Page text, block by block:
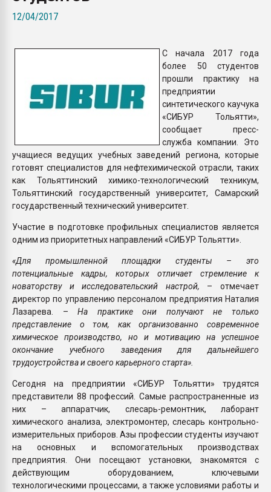
ПЕРЕЙТИ НА
12/04/2017
С начала 2017 года
более 50 студентов
прошли практику на
предприятии
синтетического каучука
«СИБУР Тольятти»,
сообщает пресс-
служба компании. Это
учащиеся ведущих учебных заведений региона, которые
готовят специалистов для нефтехимической отрасли, таких
как Тольяттинский химико-технологический техникум,
Тольяттинский государственный университет, Самарский
государственный технический университет.
Участие в подготовке профильных специалистов является
одним из приоритетных направлений «СИБУР Тольятти».
«Для промышленной площадки студенты – это
потенциальные кадры, которых отличает стремление к
новаторству и исследовательский настрой, – отмечает
директор по управлению персоналом предприятия Наталия
Лазарева. –На практике они получают не только
представление о том, как организованно современное
химическое производство, но и мотивацию на успешное
окончание учебного заведения для дальнейшего
трудоустройства и своего карьерного старта».
Сегодня на предприятии «СИБУР Тольятти» трудятся
представители 88 профессий. Самые распространенные из
них – аппаратчик, слесарь-ремонтник, лаборант
химического анализа, электромонтер, слесарь контрольно-
измерительных приборов. Азы профессии студенты изучают
на основных и вспомогательных производствах
предприятия. Они посещают установки, знакомятся с
действующим оборудованием, ключевыми
технологическими процессами, а также условиями работы и